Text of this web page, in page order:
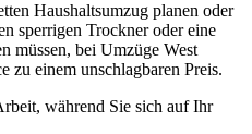
Haushaltsumzug planen oder
sperrigen Trockner oder eine
müssen, bei Umzüge West
zu einem unschlagbaren Preis.
während Sie sich auf Ihr